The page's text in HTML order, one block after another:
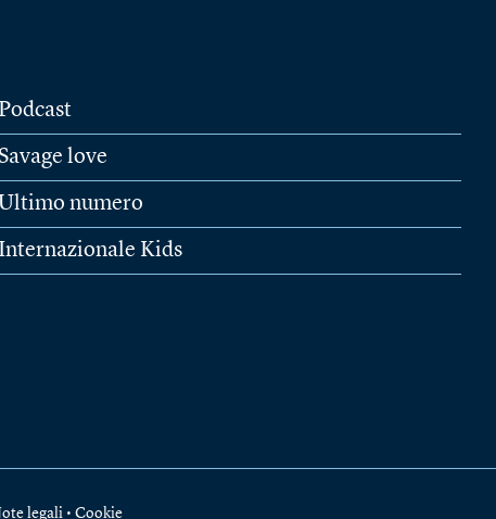
Podcast
love
Ultimo numero
Internazionale Kids
legali • Cookie